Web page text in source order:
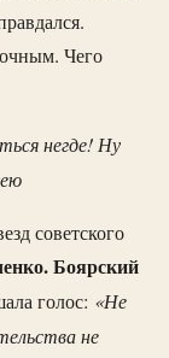
Чего
негде! Ну
советского
Боярский
голос: «Не
не